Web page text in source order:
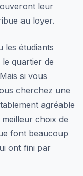
leur
au loyer.
les étudiants
le quartier de
si vous
cherchez une
agréable
choix de
font beaucoup
ont fini par